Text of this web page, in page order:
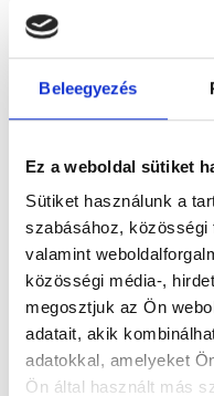
Beleegyezés
Ez a weboldal sütiket
Sütiket használunk a
szabásához,
valamint
közösségi média-,
megosztjuk az Ön
adatait, akik
adatokkal, amelyeket
Ön által használt más
Foglalj időpontot
Összes szakterület
Főoldal Orvosok
Nőgyógyász,
Dr. Sikovanyecz János